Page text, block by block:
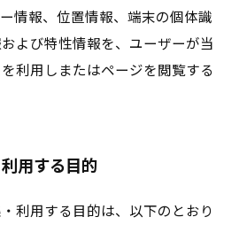
情報、位置情報、端末の個体識
よび特性情報を、ユーザーが当
利用しまたはページを閲覧する
用する目的
利用する目的は、以下のとおり